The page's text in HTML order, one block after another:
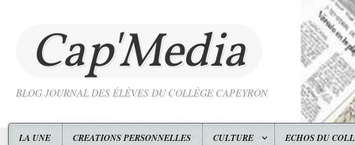
Cap'Media
BLOG JOURNAL DES ÉLÈVES DU COLLÈGE CAPEYRON
LA UNE CREATIONS PERSONNELLES CULTURE ECHOS DU